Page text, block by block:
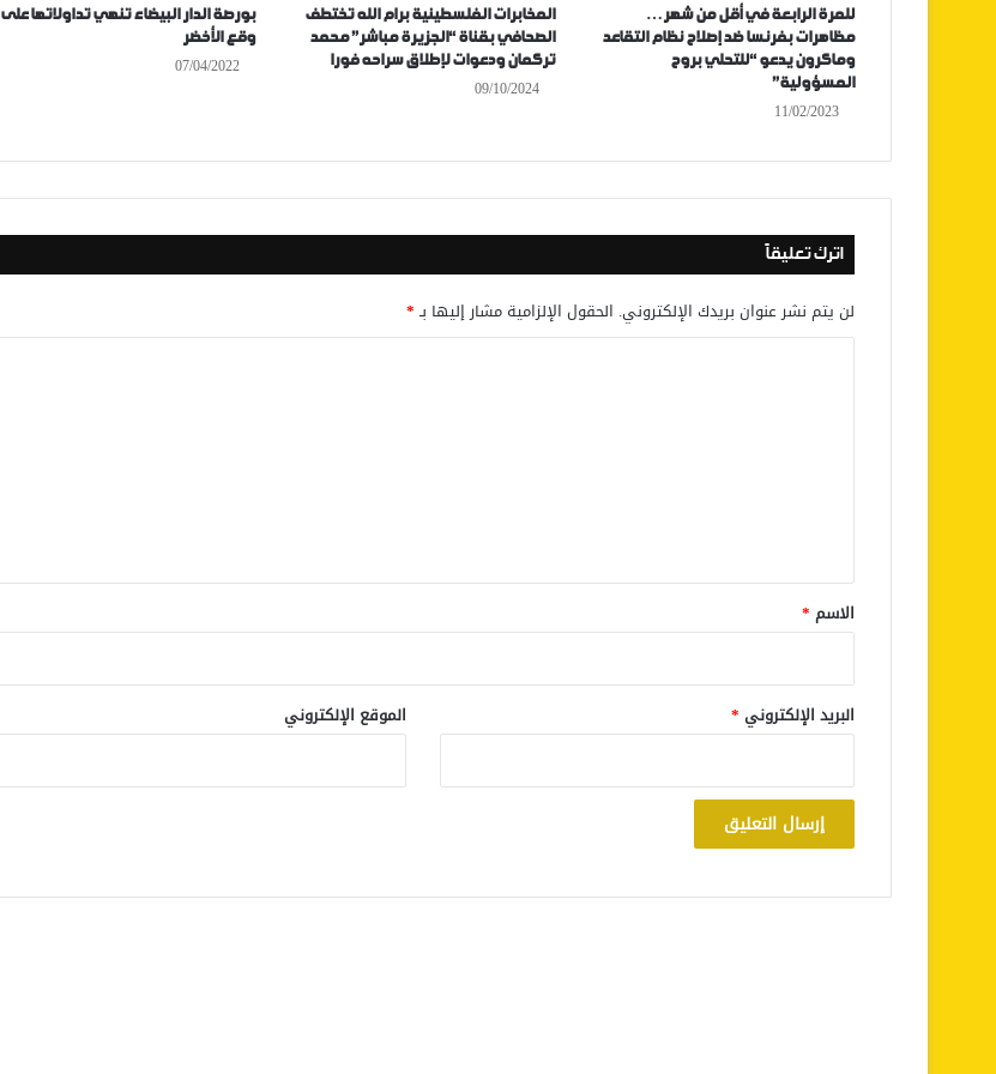
للمرة الرابعة في أقل من شهر…
مظاهرات بفرنسا ضد إصلاح نظام التقاعد
وماكرون يدعو “للتحلي بروح
المسؤولية”
11/02/2023
المخابرات الفلسطينية برام الله تختطف
الصحافي بقناة “الجزيرة مباشر” محمد
تركمان ودعوات لإطلاق سراحه فورا
09/10/2024
بورصة الدار البيضاء تنهي تداولاتها على
وقع الأخضر
07/04/2022
اترك تعليقاً
لن يتم نشر عنوان بريدك الإلكتروني. الحقول الإلزامية مشار إليها بـ*
*
الاسم *
البريد الإلكتروني * الموقع الإلكتروني